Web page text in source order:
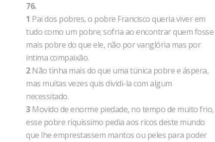
76.
1 Pai dos pobres, o pobre Francisco queria viver em
tudo como um pobre; sofria ao encontrar quem fosse
mais pobre do que ele, não por vanglória mas por
íntima compaixão.
2Não tinha mais do que uma túnica pobre e áspera,
mas muitas vezes quis dividi-la com algum
necessitado.
3Movido de enorme piedade, no tempo de muito frio,
esse pobre riquíssimo pedia aos ricos deste mundo
que lhe emprestassem mantos ou peles para poder